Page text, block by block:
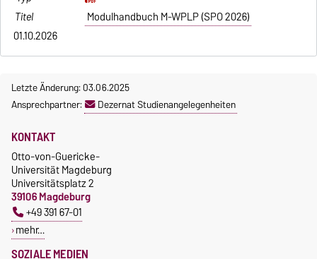
Modulhandbuch M-WPLP (SPO 2026)
01.10.2026
Letzte Änderung: 03.06.2025
Ansprechpartner:
Dezernat Studienangelegenheiten
SOZIALE MEDIEN
KONTAKT
Otto-von-Guericke-
Universität Magdeburg
Universitätsplatz 2
39106 Magdeburg
+49 391 67-01
mehr…